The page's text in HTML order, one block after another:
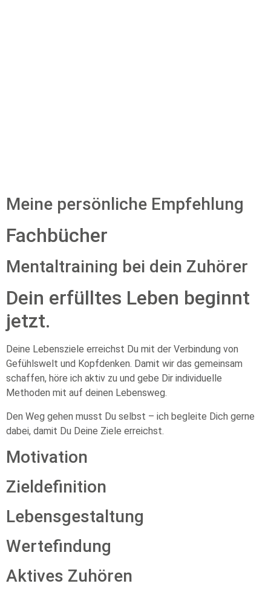
Meine persönliche Empfehlung
Fachbücher
Mentaltraining bei dein Zuhörer
Dein erfülltes Leben beginnt
jetzt.
Deine Lebensziele erreichst Du mit der Verbindung von
Gefühlswelt und Kopfdenken. Damit wir das gemeinsam
schaffen, höre ich aktiv zu und gebe Dir individuelle
Methoden mit auf deinen Lebensweg.
Den Weg gehen musst Du selbst – ich begleite Dich gerne
dabei, damit Du Deine Ziele erreichst.
Motivation
Zieldefinition
Lebensgestaltung
Wertefindung
Aktives Zuhören